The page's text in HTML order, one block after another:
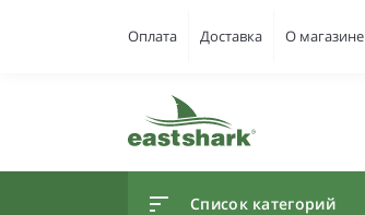
Оплата Доставка О магазине
Список категорий